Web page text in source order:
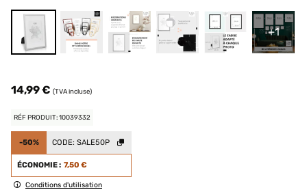
+1
14,99 € (TVA incluse)
RÉF PRODUIT: 10039332
-50% CODE: SALE50P
ÉCONOMIE : 7,50 €
Conditions d'utilisation